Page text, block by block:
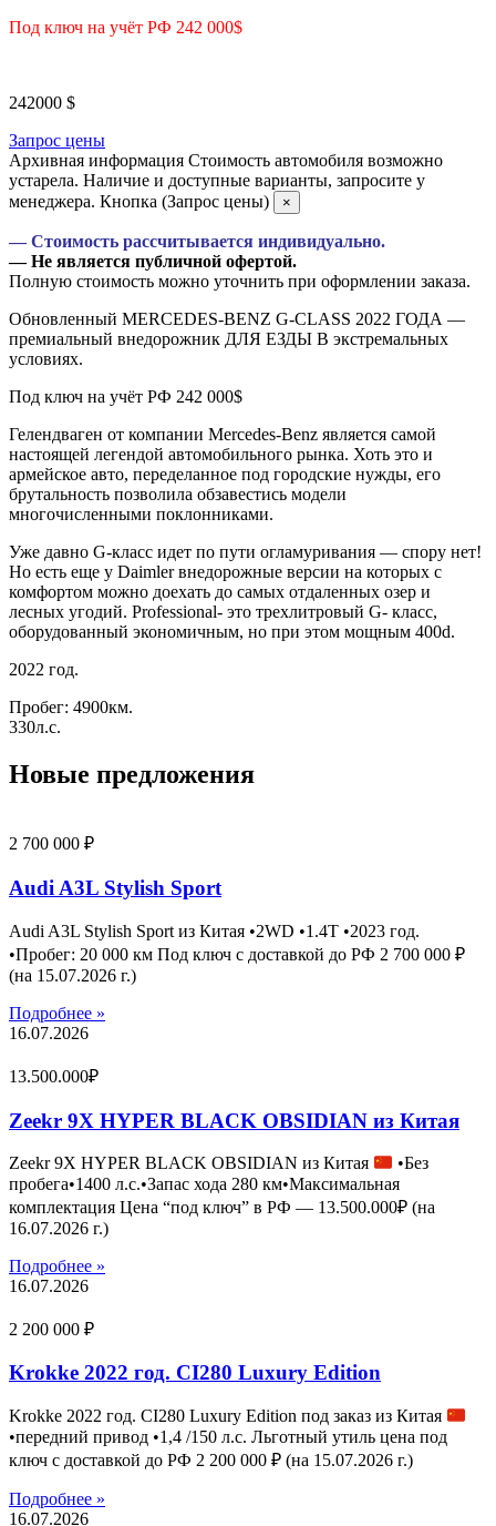
Под ключ на учёт РФ 242 000$
242000 $
Запрос цены
Архивная информация Стоимость автомобиля возможно
устарела. Наличие и доступные варианты, запросите у
менеджера. Кнопка (Запрос цены)
×
— Стоимость рассчитывается индивидуально.
— Не является публичной офертой.
Полную стоимость можно уточнить при оформлении заказа.
Обновленный MERCEDES-BENZ G-CLASS 2022 ГОДА —
премиальный внедорожник ДЛЯ ЕЗДЫ В экстремальных
условиях.
Под ключ на учёт РФ 242 000$
Гелендваген от компании Mercedes-Benz является самой
настоящей легендой автомобильного рынка. Хоть это и
армейское авто, переделанное под городские нужды, его
брутальность позволила обзавестись модели
многочисленными поклонниками.
Уже давно G-класс идет по пути огламуривания — спору нет!
Но есть еще у Daimler внедорожные версии на которых с
комфортом можно доехать до самых отдаленных озер и
лесных угодий. Professional- это трехлитровый G- класс,
оборудованный экономичным, но при этом мощным 400d.
2022 год.
Пробег: 4900км.
330л.с.
Новые предложения
2 700 000 ₽
Audi A3L Stylish Sport
Audi A3L Stylish Sport из Китая •2WD •1.4T •2023 год.
•Пробег: 20 000 км Под ключ с доставкой до РФ 2 700 000 ₽
(на 15.07.2026 г.)
Подробнее »
16.07.2026
13.500.000₽
Zeekr 9X HYPER BLACK OBSIDIAN из Китая
Zeekr 9X HYPER BLACK OBSIDIAN из Китая
•Без
пробега•1400 л.с.•Запас хода 280 км•Максимальная
комплектация Цена “под ключ” в РФ — 13.500.000₽ (на
16.07.2026 г.)
Подробнее »
16.07.2026
2 200 000 ₽
Krokke 2022 год. CI280 Luxury Edition
Krokke 2022 год. CI280 Luxury Edition под заказ из Китая
•передний привод •1,4 /150 л.с. Льготный утиль цена под
ключ с доставкой до РФ 2 200 000 ₽ (на 15.07.2026 г.)
Подробнее »
16.07.2026